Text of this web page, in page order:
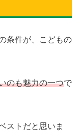
条件が、こどもの
のも魅力の一つで
ストだと思いま